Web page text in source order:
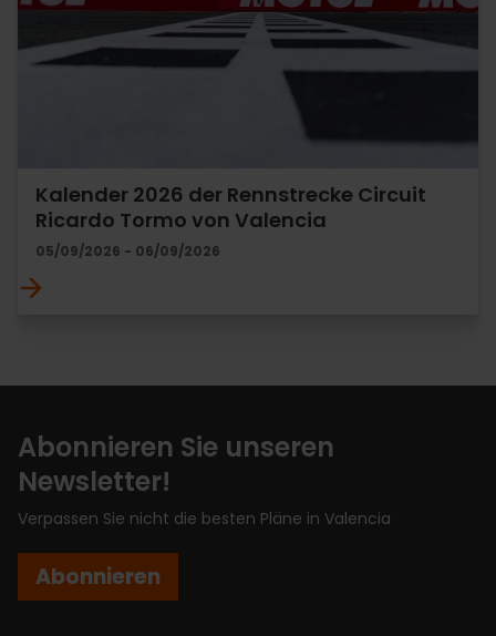
Kalender 2026 der Rennstrecke Circuit
Ricardo Tormo von Valencia
05/09/2026 - 06/09/2026
Abonnieren Sie unseren
Newsletter!
Verpassen Sie nicht die besten Pläne in Valencia
Abonnieren